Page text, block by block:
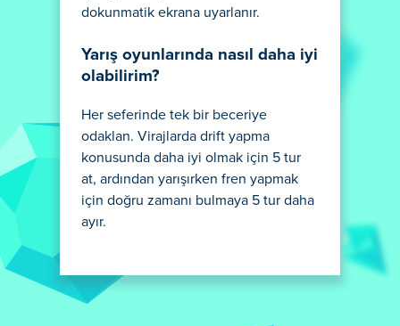
dokunmatik ekrana uyarlanır.
Yarış oyunlarında nasıl daha iyi
olabilirim?
Her seferinde tek bir beceriye
odaklan. Virajlarda drift yapma
konusunda daha iyi olmak için 5 tur
at, ardından yarışırken fren yapmak
için doğru zamanı bulmaya 5 tur daha
ayır.